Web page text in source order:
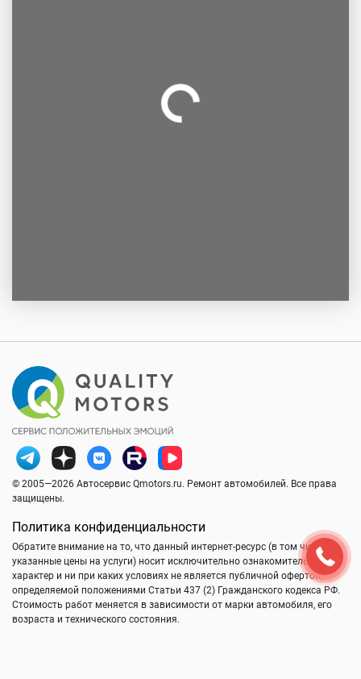
© 2005—2026 Автосервис Qmotors.ru. Ремонт автомобилей. Все права
защищены.
Политика конфиденциальности
Обратите внимание на то, что данный интернет-ресурс (в том числе
указанные цены на услуги) носит исключительно ознакомительный
характер и ни при каких условиях не является публичной офертой,
определяемой положениями Статьи 437 (2) Гражданского кодекса РФ.
Стоимость работ меняется в зависимости от марки автомобиля, его
возраста и технического состояния.